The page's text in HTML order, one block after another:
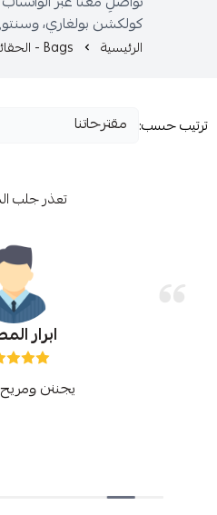
كولكشن بولغاري،
الرئيسية Bags - الحقائب
حسب:
تعذر جلب
ابرار
يجننن